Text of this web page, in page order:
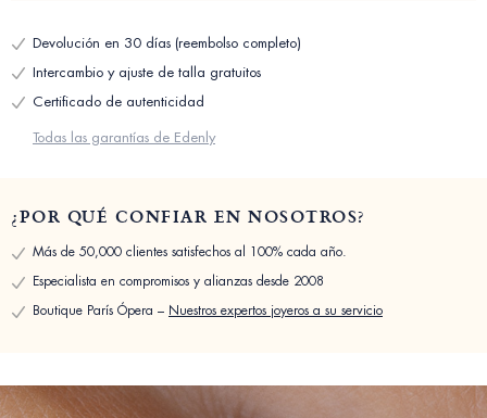
Devolución en 30 días (reembolso completo)
Intercambio y ajuste de talla gratuitos
Certificado de autenticidad
Todas las garantías de Edenly
¿POR QUÉ CONFIAR EN NOSOTROS?
Más de 50,000 clientes satisfechos al 100% cada año.
Especialista en compromisos y alianzas desde 2008
Boutique París Ópera – Nuestros expertos joyeros a su servicio